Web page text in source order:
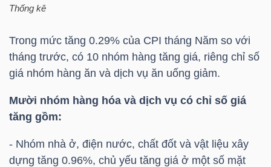
Thống kê
Trong mức tăng 0.29% của CPI tháng Năm so với
tháng trước, có 10 nhóm hàng tăng giá, riêng chỉ số
giá nhóm hàng ăn và dịch vụ ăn uống giảm.
Mười nhóm hàng hóa và dịch vụ có chỉ số giá
tăng gồm:
- Nhóm nhà ở, điện nước, chất đốt và vật liệu xây
dựng tăng 0.96%, chủ yếu tăng giá ở một số mặt
THẾ
GIỚI
ĐÔNG
DƯƠNG